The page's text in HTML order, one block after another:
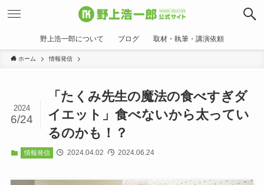
野上浩一郎について ブログ 取材・執筆・講演依頼
ホーム 情報発信
「たくみ先生の魔法の食べすぎダ
イエット」食べないから太ってい
るのかも！？
2024
6/24
情報発信 2024.04.02 2024.06.24